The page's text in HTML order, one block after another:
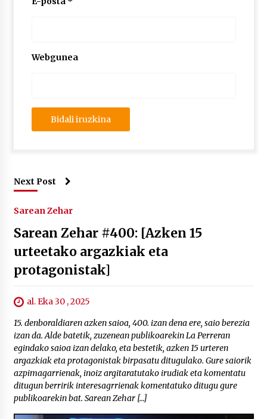
Webgunea
Next Post
Sarean Zehar
Sarean Zehar #400: [Azken 15
urteetako argazkiak eta
protagonistak]
al. Eka 30 , 2025
15. denboraldiaren azken saioa, 400. izan dena ere, saio berezia
izan da. Alde batetik, zuzenean publikoarekin La Perreran
egindako saioa izan delako, eta bestetik, azken 15 urteren
argazkiak eta protagonistak birpasatu ditugulako. Gure saiorik
azpimagarrienak, inoiz argitaratutako irudiak eta komentatu
ditugun berririk interesagrrienak komentatuko ditugu gure
publikoarekin bat. Sarean Zehar […]